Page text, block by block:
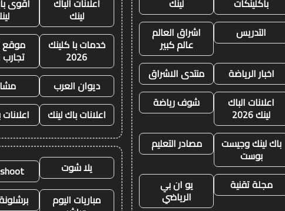
باكلينكات
لينك
التدريس
اشراق العالم
عالم كبير
اخبار الرياضة
منتدى الاشراق
اعلانات الباك
لينك 2026
شوف رياضة
باك لينك وجيست
بوست
مصادر التعليم
مجلة تقنية يو ان بي
الرياضي
اعلانات الباك
لينك
أقوى
خدمات با كلينك
2026
موقع
تجارب
ديوان العرب
اعلانات باك لينك
يلا شوت
مباريات اليوم